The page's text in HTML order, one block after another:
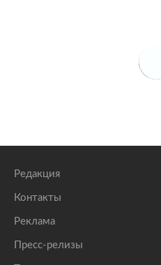
Редакция
Контакты
Реклама
Пресс-релизы